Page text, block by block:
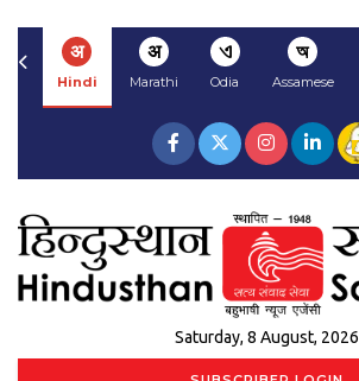
अ
Hindi
अ
Marathi
ଏ
Odia
অ
Assamese
Saturday, 8 August, 2026